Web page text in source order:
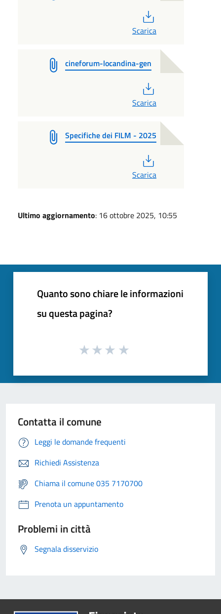
Scarica
cineforum-locandina-gen
Scarica
Specifiche dei FILM - 2025
Scarica
Ultimo aggiornamento: 16 ottobre 2025, 10:55
Quanto sono chiare le informazioni
su questa pagina?
Contatta il comune
Leggi le domande frequenti
Richiedi Assistenza
Chiama il comune 035 7170700
Prenota un appuntamento
Problemi in città
Segnala disservizio